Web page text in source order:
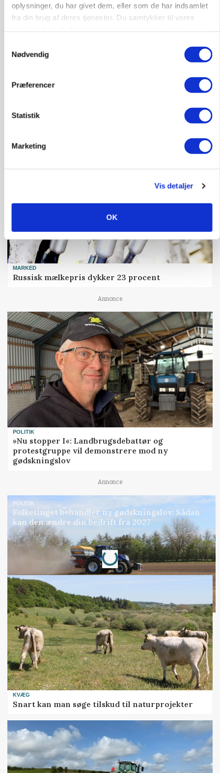
oplysninger, du har givet dem, eller som de har indsamlet
fra din brug af deres tjenester. Du samtykker til vores
Nødvendig
Præferencer
Statistik
Marketing
Vis detaljer
OK
store besparelser
MARKED
Russisk mælkepris dykker 23 procent
Annonce
POLITIK
»Nu stopper I«: Landbrugsdebattør og
protestgruppe vil demonstrere mod ny
gødskningslov
Annonce
POLITIK
Folketinget behandler ny gødskningslov: Sådan
kan den ændre din bedrift fra 2027
Annonce
Loading...
KVÆG
Snart kan man søge tilskud til naturprojekter